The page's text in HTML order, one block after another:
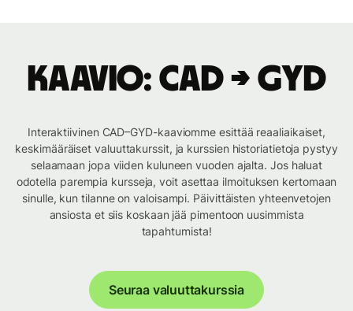
Kaavio: CAD → GYD
Interaktiivinen CAD–GYD-kaaviomme esittää reaaliaikaiset,
keskimääräiset valuuttakurssit, ja kurssien historiatietoja pystyy
selaamaan jopa viiden kuluneen vuoden ajalta. Jos haluat
odotella parempia kursseja, voit asettaa ilmoituksen kertomaan
sinulle, kun tilanne on valoisampi. Päivittäisten yhteenvetojen
ansiosta et siis koskaan jää pimentoon uusimmista
tapahtumista!
Seuraa valuuttakurssia